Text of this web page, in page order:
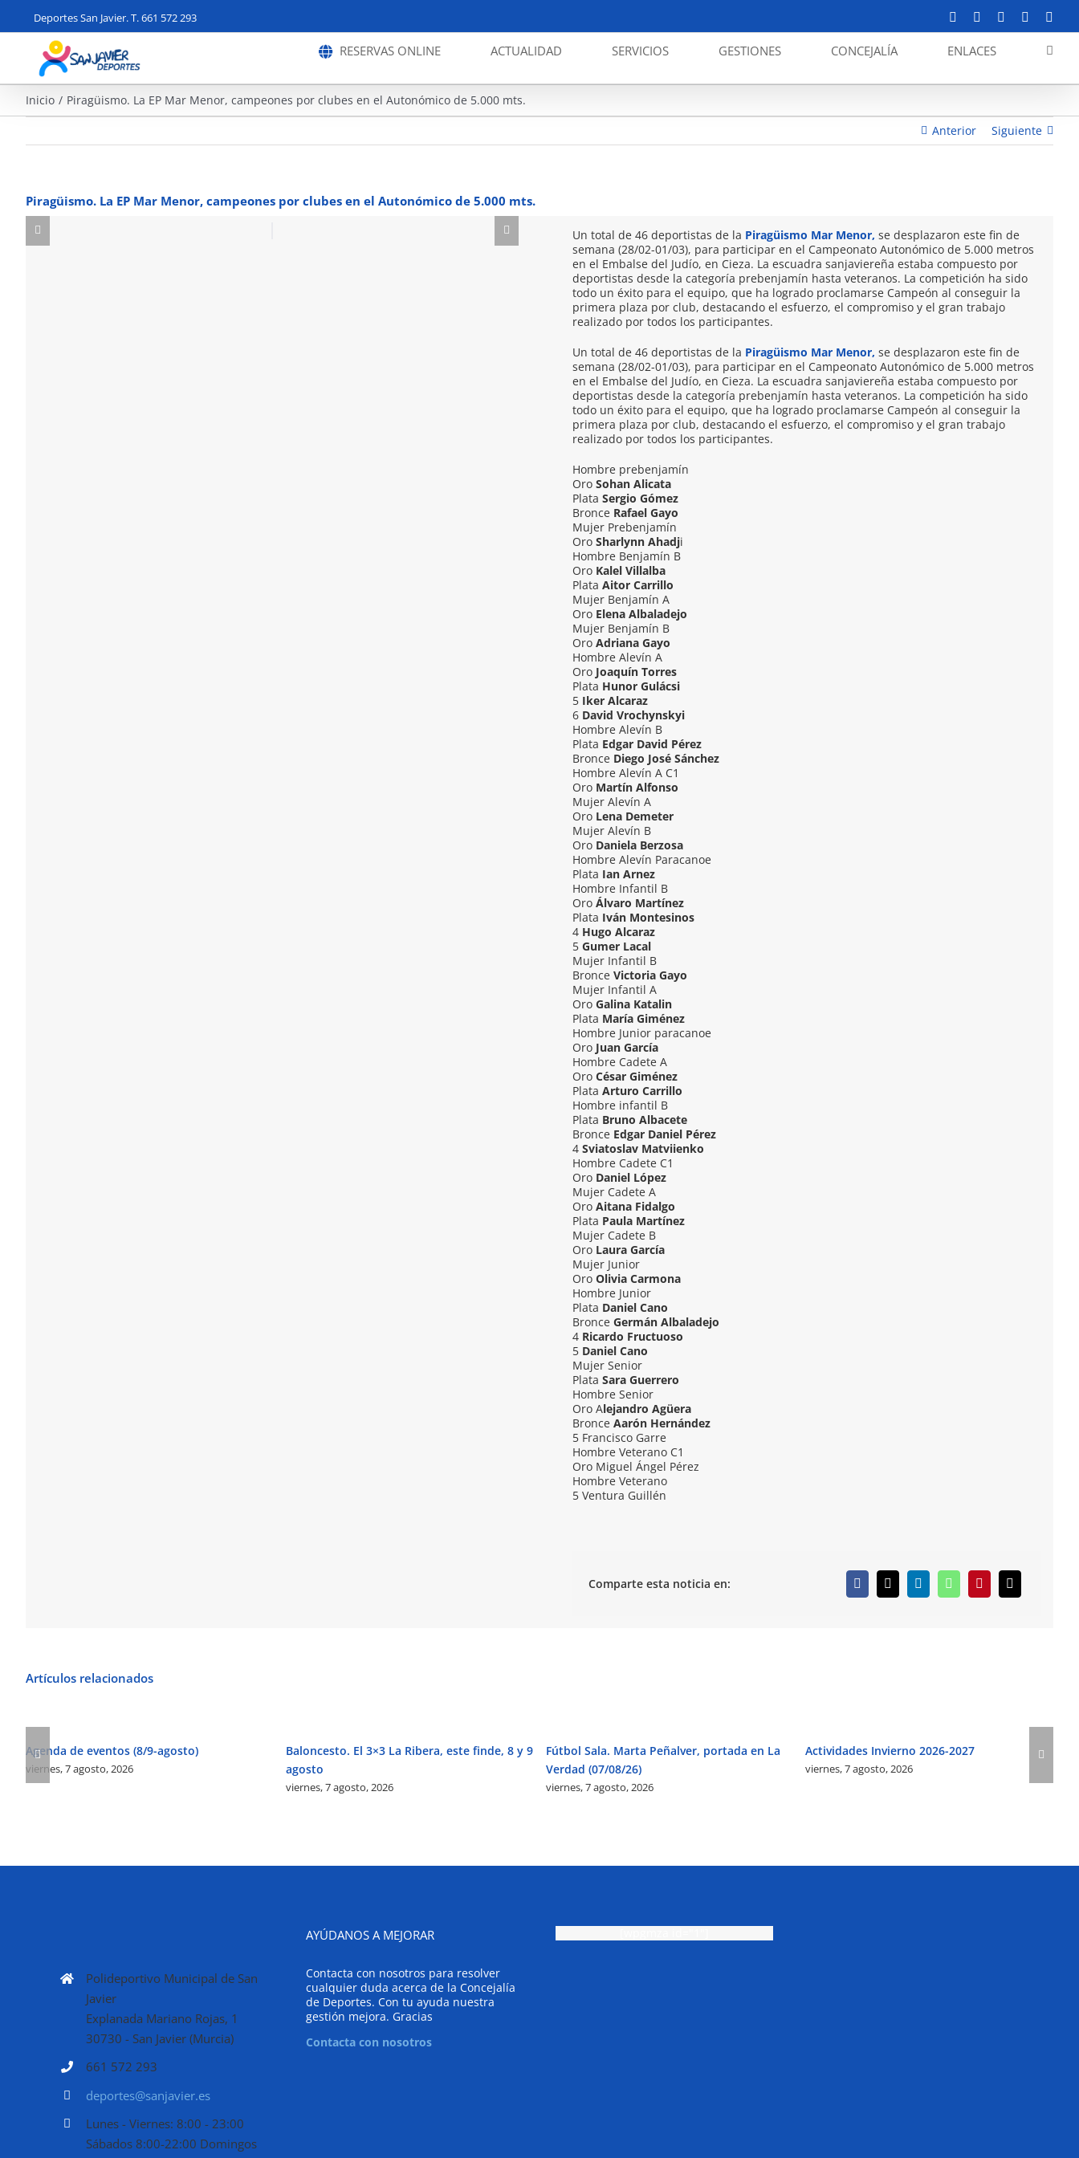
contenido
Deportes San Javier. T. 661 572 293 Facebook YouTubeInstagram
RESERVAS ONLINE ACTUALIDAD SERVICIOS GESTIONES CONCEJALÍA ENLACES
Piragüismo. La EP Mar Menor, campeones por clubes en el Autonómico de
Inicio
Piragüismo. La EP Mar Menor, campeones por clubes en el Autonómico de 5.000 mts.
Anterior
Siguiente
Piragüismo. La EP Mar Menor, campeones por clubes en el Autonómico de 5.000 mts.
Un total de 46 deportistas de la Piragüismo Mar Menor, se desplazaron este fin de
semana (28/02-01/03), para participar en el Campeonato Autonómico de 5.000 metros
en el Embalse del Judío, en Cieza. La escuadra sanjaviereña estaba compuesto por
deportistas desde la categoría prebenjamín hasta veteranos. La competición ha sido
todo un éxito para el equipo, que ha logrado proclamarse Campeón al conseguir la
primera plaza por club, destacando el esfuerzo, el compromiso y el gran trabajo
realizado por todos los participantes.
Un total de 46 deportistas de la Piragüismo Mar Menor, se desplazaron este fin de
semana (28/02-01/03), para participar en el Campeonato Autonómico de 5.000 metros
en el Embalse del Judío, en Cieza. La escuadra sanjaviereña estaba compuesto por
deportistas desde la categoría prebenjamín hasta veteranos. La competición ha sido
todo un éxito para el equipo, que ha logrado proclamarse Campeón al conseguir la
primera plaza por club, destacando el esfuerzo, el compromiso y el gran trabajo
realizado por todos los participantes.
Hombre prebenjamín
Oro Sohan Alicata
Plata Sergio Gómez
Bronce Rafael Gayo
Mujer Prebenjamín
Oro Sharlynn Ahadji
Hombre Benjamín B
Oro Kalel Villalba
Plata Aitor Carrillo
Mujer Benjamín A
Oro Elena Albaladejo
Mujer Benjamín B
OroAdriana Gayo
Hombre Alevín A
Oro Joaquín Torres
Plata Hunor Gulácsi
5 Iker Alcaraz
6 David Vrochynskyi
Hombre Alevín B
Plata Edgar David Pérez
Bronce Diego José Sánchez
Hombre Alevín A C1
Oro Martín Alfonso
Mujer Alevín A
Oro Lena Demeter
Mujer Alevín B
Oro Daniela Berzosa
Hombre Alevín Paracanoe
Plata Ian Arnez
Hombre Infantil B
Oro Álvaro Martínez
Plata Iván Montesinos
4 Hugo Alcaraz
5 Gumer Lacal
Mujer Infantil B
Bronce Victoria Gayo
Mujer Infantil A
Oro Galina Katalin
Plata María Giménez
Hombre Junior paracanoe
Oro Juan García
Hombre Cadete A
OroCésar Giménez
Plata Arturo Carrillo
Hombre infantil B
Plata Bruno Albacete
Bronce Edgar Daniel Pérez
4 Sviatoslav Matviienko
Hombre Cadete C1
Oro Daniel López
Mujer Cadete A
Oro Aitana Fidalgo
Plata Paula Martínez
Mujer Cadete B
OroLaura García
Mujer Junior
Oro Olivia Carmona
Hombre Junior
Plata Daniel Cano
Bronce Germán Albaladejo
4 Ricardo Fructuoso
5 Daniel Cano
Mujer Senior
Plata Sara Guerrero
Hombre Senior
Oro Alejandro Agüera
Bronce Aarón Hernández
5 Francisco Garre
Hombre Veterano C1
Oro Miguel Ángel Pérez
Hombre Veterano
5 Ventura Guillén
Comparte esta noticia en:
Artículos relacionados
Agenda de eventos (8/9-agosto)
viernes, 7 agosto, 2026
Baloncesto. El 3×3 La Ribera, este finde, 8 y 9
agosto
viernes, 7 agosto, 2026
Fútbol Sala. Marta Peñalver, portada en La
Verdad (07/08/26)
viernes, 7 agosto, 2026
Actividades Invierno 2026-2027
viernes, 7 agosto, 2026
Polideportivo Municipal de San
Javier
Explanada Mariano Rojas, 1
30730 - San Javier (Murcia)
661 572 293
deportes@sanjavier.es
Lunes - Viernes: 8:00 - 23:00
Sábados 8:00-22:00 Domingos
AYÚDANOS A MEJORAR
Contacta con nosotros para resolver
cualquier duda acerca de la Concejalía
de Deportes. Con tu ayuda nuestra
gestión mejora. Gracias
Contacta con nosotros